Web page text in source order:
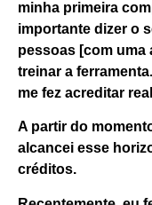
minha primeira
importante dizer o
pessoas [com uma
treinar a
me fez acreditar
A partir do
alcancei esse
créditos.